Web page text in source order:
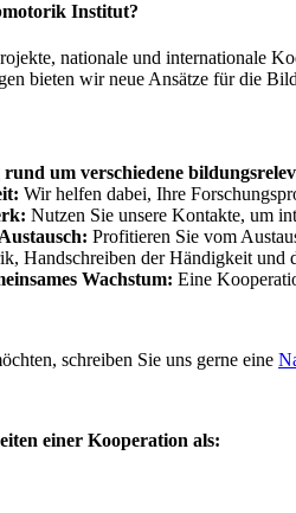
Institut?
nationale und internationale
bieten wir neue Ansätze für die
um verschiedene
Wir helfen dabei, Ihre
Nutzen Sie unsere Kontakte, um
Profitieren Sie vom
Handschreiben der Händigkeit und
Wachstum: Eine
schreiben Sie uns gerne eine
einer Kooperation als: